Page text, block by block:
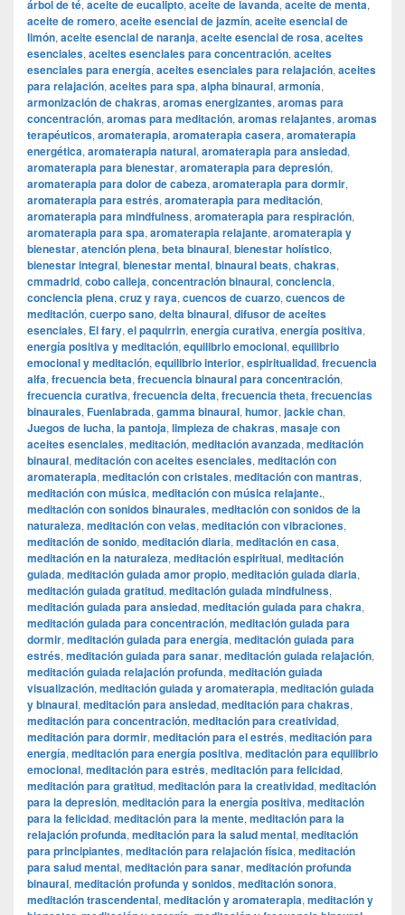
árbol de té, aceite de eucalipto, aceite de lavanda, aceite de menta,
aceite de romero, aceite esencial de jazmín, aceite esencial de
limón, aceite esencial de naranja, aceite esencial de rosa, aceites
esenciales, aceites esenciales para concentración, aceites
esenciales para energía, aceites esenciales para relajación, aceites
para relajación, aceites para spa, alpha binaural, armonía,
armonización de chakras, aromas energizantes, aromas para
concentración, aromas para meditación, aromas relajantes, aromas
terapéuticos, aromaterapia, aromaterapia casera, aromaterapia
energética, aromaterapia natural, aromaterapia para ansiedad,
aromaterapia para bienestar, aromaterapia para depresión,
aromaterapia para dolor de cabeza, aromaterapia para dormir,
aromaterapia para estrés, aromaterapia para meditación,
aromaterapia para mindfulness, aromaterapia para respiración,
aromaterapia para spa, aromaterapia relajante, aromaterapia y
bienestar, atención plena, beta binaural, bienestar holístico,
bienestar integral, bienestar mental, binaural beats, chakras,
cmmadrid, cobo calleja, concentración binaural, conciencia,
conciencia plena, cruz y raya, cuencos de cuarzo, cuencos de
meditación, cuerpo sano, delta binaural, difusor de aceites
esenciales, El fary, el paquirrin, energía curativa, energía positiva,
energía positiva y meditación, equilibrio emocional, equilibrio
emocional y meditación, equilibrio interior, espiritualidad, frecuencia
alfa, frecuencia beta, frecuencia binaural para concentración,
frecuencia curativa, frecuencia delta, frecuencia theta, frecuencias
binaurales, Fuenlabrada, gamma binaural, humor, jackie chan,
Juegos de lucha, la pantoja, limpieza de chakras, masaje con
aceites esenciales, meditación, meditación avanzada, meditación
binaural, meditación con aceites esenciales, meditación con
aromaterapia, meditación con cristales, meditación con mantras,
meditación con música, meditación con música relajante.,
meditación con sonidos binaurales, meditación con sonidos de la
naturaleza, meditación con velas, meditación con vibraciones,
meditación de sonido, meditación diaria, meditación en casa,
meditación en la naturaleza, meditación espiritual, meditación
guiada, meditación guiada amor propio, meditación guiada diaria,
meditación guiada gratitud, meditación guiada mindfulness,
meditación guiada para ansiedad, meditación guiada para chakra,
meditación guiada para concentración, meditación guiada para
dormir, meditación guiada para energía, meditación guiada para
estrés, meditación guiada para sanar, meditación guiada relajación,
meditación guiada relajación profunda, meditación guiada
visualización, meditación guiada y aromaterapia, meditación guiada
y binaural, meditación para ansiedad, meditación para chakras,
meditación para concentración, meditación para creatividad,
meditación para dormir, meditación para el estrés, meditación para
energía, meditación para energía positiva, meditación para equilibrio
emocional, meditación para estrés, meditación para felicidad,
meditación para gratitud, meditación para la creatividad, meditación
para la depresión, meditación para la energía positiva, meditación
para la felicidad, meditación para la mente, meditación para la
relajación profunda, meditación para la salud mental, meditación
para principiantes, meditación para relajación física, meditación
para salud mental, meditación para sanar, meditación profunda
binaural, meditación profunda y sonidos, meditación sonora,
meditación trascendental, meditación y aromaterapia, meditación y